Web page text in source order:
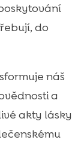
do
náš
a
akty lásky